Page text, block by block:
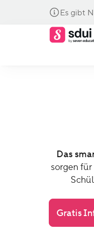
Es gibt
Das
sorgen
Gratis